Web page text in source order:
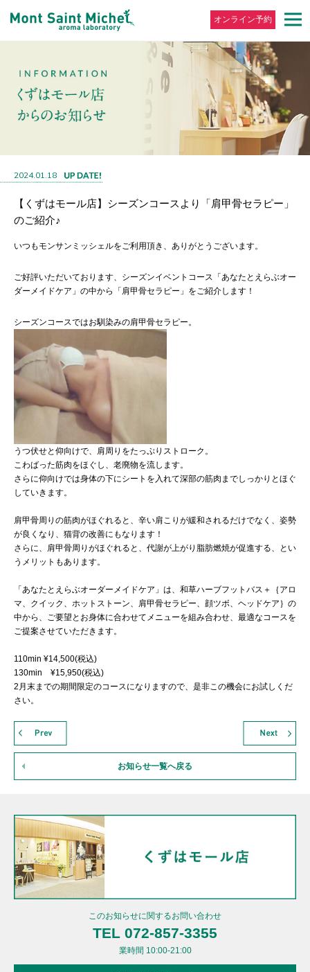
オンライン予約
2024.01.18
【くずはモール店】シーズンコースより「肩甲骨セラピー」
のご紹介♪
いつもモンサンミッシェルをご利用頂き、ありがとうございます。
ご好評いただいております、シーズンイベントコース「あなたとえらぶオー
ダーメイドケア」の中から「肩甲骨セラピー」をご紹介します！
シーズンコースではお馴染みの肩甲骨セラピー。
うつ伏せと仰向けで、肩周りをたっぷりストローク。
こわばった筋肉をほぐし、老廃物を流します。
さらに仰向けでは身体の下にシートを入れて深部の筋肉までしっかりとほぐ
していきます。
肩甲骨周りの筋肉がほぐれると、辛い肩こりが緩和されるだけでなく、姿勢
が良くなり、猫背の改善にもなります！
さらに、肩甲骨周りがほぐれると、代謝が上がり脂肪燃焼が促進する、とい
うメリットもあります。
「あなたとえらぶオーダーメイドケア」は、和草ハーブフットバス＋｛アロ
マ、クイック、ホットストーン、肩甲骨セラピー、顔ツボ、ヘッドケア｝の
中から、ご要望とお身体に合わせてメニューを組み合わせ、最適なコースを
ご提案させていただきます。
110min ¥14,500(税込)
130min ¥15,950(税込)
2月末までの期間限定のコースになりますので、是非この機会にお試しくだ
さい。
お知らせ一覧へ戻る
このお知らせに関するお問い合わせ
TEL 072-857-3355
業時間 10:00-21:00